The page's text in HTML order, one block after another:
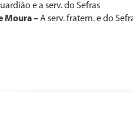
e a serv. do Sefras
Moura –A serv. fratern. e do